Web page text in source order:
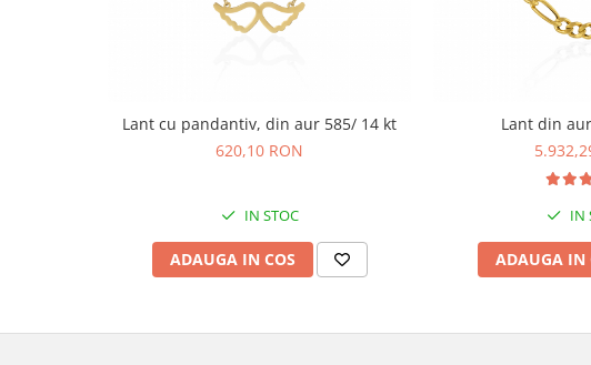
Lant cu pandantiv, din aur 585/ 14 kt
620,10 RON
IN STOC
ADAUGA IN COS
Lant din
IN
ADAUGA IN